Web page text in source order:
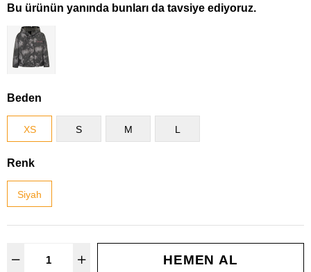
Bu ürünün yanında bunları da tavsiye ediyoruz.
Beden
XS S M L
Renk
Siyah